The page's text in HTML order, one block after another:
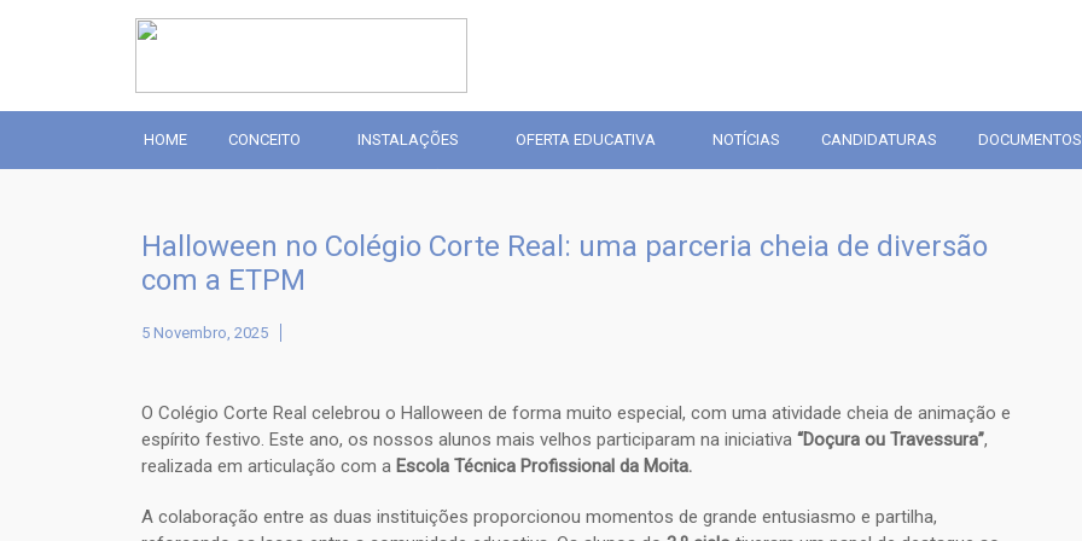
HOME CONCEITO INSTALAÇÕES OFERTA EDUCATIVA NOTÍCIAS CANDIDATURAS DOCUMENTOS
Halloween no Colégio Corte Real: uma parceria cheia de diversão
com a ETPM
5 Novembro, 2025
O Colégio Corte Real celebrou o Halloween de forma muito especial, com uma atividade cheia de animação e
espírito festivo. Este ano, os nossos alunos mais velhos participaram na iniciativa “Doçura ou Travessura”,
realizada em articulação com a Escola Técnica Profissional da Moita.
A colaboração entre as duas instituições proporcionou momentos de grande entusiasmo e partilha,